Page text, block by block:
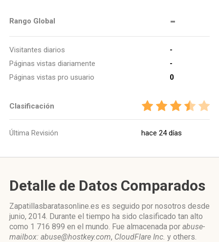
Rango Global -
Visitantes diarios
-
Páginas vistas diariamente
-
Páginas vistas pro usuario
0
Clasificación
Última Revisión hace 24 días
Detalle de Datos Comparados
Zapatillasbaratasonline.es es seguido por nosotros desde
junio, 2014. Durante el tiempo ha sido clasificado tan alto
como 1 716 899 en el mundo. Fue almacenada por abuse-
mailbox: abuse@hostkey.com, CloudFlare Inc. y others.